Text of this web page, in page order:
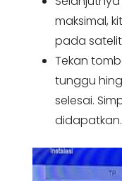
maksimal,
pada
Tekan
tunggu
selesai.
didapatkan.